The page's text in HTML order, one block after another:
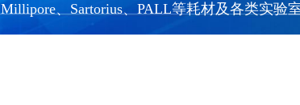
Millipore、Sartorius、PALL等耗材及各类实验